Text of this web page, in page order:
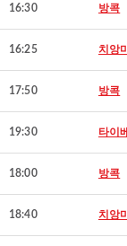
16:30 방콕
16:25 치앙
17:50 방콕
19:30 타이
18:00 방콕
18:40 치앙